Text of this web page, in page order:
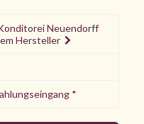
Neuendorff
Hersteller
*